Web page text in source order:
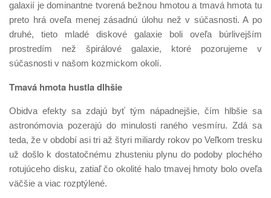
galaxií je dominantne tvorená bežnou hmotou a tmavá hmota tu
preto hrá oveľa menej zásadnú úlohu než v súčasnosti. A po
druhé, tieto mladé diskové galaxie boli oveľa búrlivejším
prostredím než špirálové galaxie, ktoré pozorujeme v
súčasnosti v našom kozmickom okolí.
Tmavá hmota hustla dlhšie
Obidva efekty sa zdajú byť tým nápadnejšie, čím hlbšie sa
astronómovia pozerajú do minulosti raného vesmíru. Zdá sa
teda, že v období asi tri až štyri miliardy rokov po Veľkom tresku
už došlo k dostatočnému zhusteniu plynu do podoby plochého
rotujúceho disku, zatiaľ čo okolité halo tmavej hmoty bolo oveľa
väčšie a viac rozptýlené.